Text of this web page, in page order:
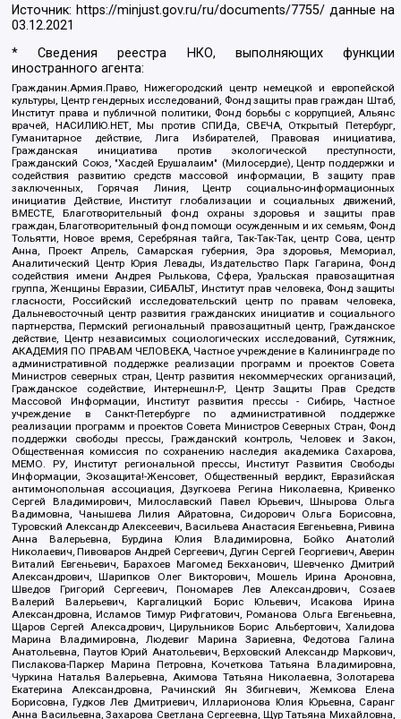
Источник: https://minjust.gov.ru/ru/documents/7755/ данные на
03.12.2021
* Сведения реестра НКО, выполняющих функции
иностранного агента:
Гражданин.Армия.Право, Нижегородский центр немецкой и европейской
культуры, Центр гендерных исследований, Фонд защиты прав граждан Штаб,
Институт права и публичной политики, Фонд борьбы с коррупцией, Альянс
врачей, НАСИЛИЮ.НЕТ, Мы против СПИДа, СВЕЧА, Открытый Петербург,
Гуманитарное действие, Лига Избирателей, Правовая инициатива,
Гражданская инициатива против экологической преступности,
Гражданский Союз, "Хасдей Ерушалаим" (Милосердие), Центр поддержки и
содействия развитию средств массовой информации, В защиту прав
заключенных, Горячая Линия, Центр социально-информационных
инициатив Действие, Институт глобализации и социальных движений,
ВМЕСТЕ, Благотворительный фонд охраны здоровья и защиты прав
граждан, Благотворительный фонд помощи осужденным и их семьям, Фонд
Тольятти, Новое время, Серебряная тайга, Так-Так-Так, центр Сова, центр
Анна, Проект Апрель, Самарская губерния, Эра здоровья, Мемориал,
Аналитический Центр Юрия Левады, Издательство Парк Гагарина, Фонд
содействия имени Андрея Рылькова, Сфера, Уральская правозащитная
группа, Женщины Евразии, СИБАЛЬТ, Институт прав человека, Фонд защиты
гласности, Российский исследовательский центр по правам человека,
Дальневосточный центр развития гражданских инициатив и социального
партнерства, Пермский региональный правозащитный центр, Гражданское
действие, Центр независимых социологических исследований, Сутяжник,
АКАДЕМИЯ ПО ПРАВАМ ЧЕЛОВЕКА, Частное учреждение в Калининграде по
административной поддержке реализации программ и проектов Совета
Министров северных стран, Центр развития некоммерческих организаций,
Гражданское содействие, Интернешнл-Р, Центр Защиты Прав Средств
Массовой Информации, Институт развития прессы - Сибирь, Частное
учреждение в Санкт-Петербурге по административной поддержке
реализации программ и проектов Совета Министров Северных Стран, Фонд
поддержки свободы прессы, Гражданский контроль, Человек и Закон,
Общественная комиссия по сохранению наследия академика Сахарова,
МЕМО. РУ, Институт региональной прессы, Институт Развития Свободы
Информации, Экозащита!-Женсовет, Общественный вердикт, Евразийская
антимонопольная ассоциация, Дзугкоева Регина Николаевна, Кривенко
Сергей Владимирович, Милославский Павел Юрьевич, Шнырова Ольга
Вадимовна, Чанышева Лилия Айратовна, Сидорович Ольга Борисовна,
Туровский Александр Алексеевич, Васильева Анастасия Евгеньевна, Ривина
Анна Валерьевна, Бурдина Юлия Владимировна, Бойко Анатолий
Николаевич, Пивоваров Андрей Сергеевич, Дугин Сергей Георгиевич, Аверин
Виталий Евгеньевич, Барахоев Магомед Бекханович, Шевченко Дмитрий
Александрович, Шарипков Олег Викторович, Мошель Ирина Ароновна,
Шведов Григорий Сергеевич, Пономарев Лев Александрович, Созаев
Валерий Валерьевич, Каргалицкий Борис Юльевич, Исакова Ирина
Александровна, Исламов Тимур Рифгатович, Романова Ольга Евгеньевна,
Щаров Сергей Алексадрович, Цирульников Борис Альбертович, Халидова
Марина Владимировна, Людевиг Марина Зариевна, Федотова Галина
Анатольевна, Паутов Юрий Анатольевич, Верховский Александр Маркович,
Пислакова-Паркер Марина Петровна, Кочеткова Татьяна Владимировна,
Чуркина Наталья Валерьевна, Акимова Татьяна Николаевна, Золотарева
Екатерина Александровна, Рачинский Ян Збигневич, Жемкова Елена
Борисовна, Гудков Лев Дмитриевич, Илларионова Юлия Юрьевна, Саранг
Анна Васильевна, Захарова Светлана Сергеевна, Щур Татьяна Михайловна,